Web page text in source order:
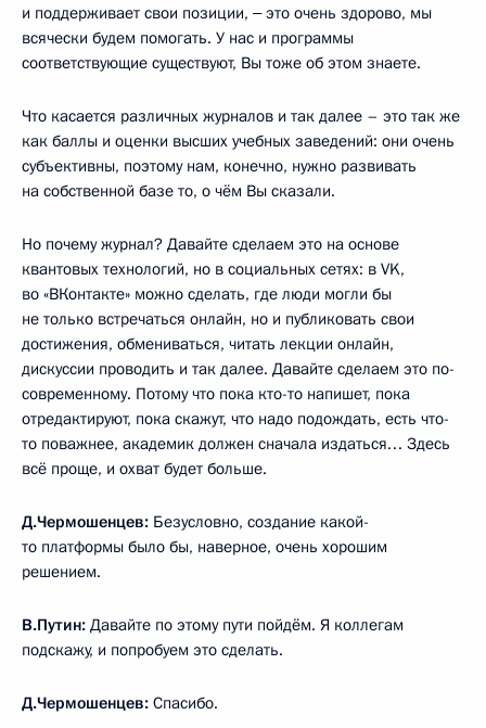
и поддерживает свои позиции, ‒ это очень здорово, мы
всячески будем помогать. У нас и программы
соответствующие существуют, Вы тоже об этом знаете.
Что касается различных журналов и так далее – это так же
как баллы и оценки высших учебных заведений: они очень
субъективны, поэтому нам, конечно, нужно развивать
на собственной базе то, о чём Вы сказали.
Но почему журнал? Давайте сделаем это на основе
квантовых технологий, но в социальных сетях: в VK,
во «ВКонтакте» можно сделать, где люди могли бы
не только встречаться онлайн, но и публиковать свои
достижения, обмениваться, читать лекции онлайн,
дискуссии проводить и так далее. Давайте сделаем это по-
современному. Потому что пока кто-то напишет, пока
отредактируют, пока скажут, что надо подождать, есть что-
то поважнее, академик должен сначала издаться… Здесь
всё проще, и охват будет больше.
Д.Чермошенцев: Безусловно, создание какой-
то платформы было бы, наверное, очень хорошим
решением.
В.Путин: Давайте по этому пути пойдём. Я коллегам
подскажу, и попробуем это сделать.
Д.Чермошенцев: Спасибо.